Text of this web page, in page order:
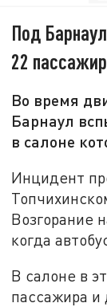
Под
22
Во время
Барнаул
в салоне
Инцидент
Возгорание
когда
В салоне в
пассажира и